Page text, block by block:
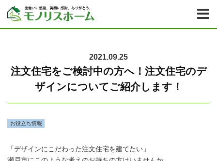
2021.09.25
注文住宅をご検討中の方へ！注文住宅のデ
ザインについてご紹介します！
お役立ち情報
「デザインにこだわった注文住宅を建てたい」